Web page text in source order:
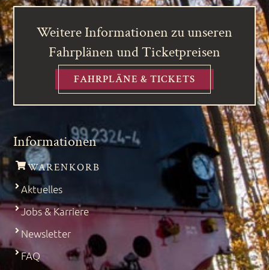
Weitere Informationen zu unseren
Fahrplänen und Ticketpreisen
FAHRPLÄNE & TICKETS
Informationen
WARENKORB
Aktuelles
Jobs & Karriere
Newsletter
FAQ